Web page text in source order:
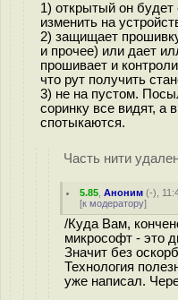
1) открытый он
изменить на
2) защищает
и прочее) или дает
прошивает и
что рут получить
3) не на пустом.
соринку все видят, а
спотыкаются.
Часть нити
5.85 ,Аноним (-),
[к модератору]
/Куда Вам,
микрософт - это
Значит без
Технология
уже написал.